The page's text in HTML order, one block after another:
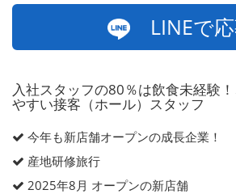
LINEで応
入社スタッフの80％は飲食未経験
やすい接客（ホール）スタッフ
今年も新店舗オープンの成長企業！
産地研修旅行
2025年8月 オープンの新店舗